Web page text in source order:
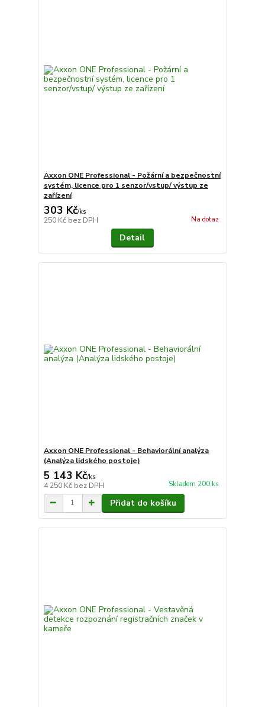
Axxon ONE Professional - Požární a bezpečnostní
systém, licence pro 1 senzor/vstup/ výstup ze
zařízení
303 Kč/ks
250 Kč bez DPH Na dotaz
Detail
Axxon ONE Professional - Behaviorální analýza
(Analýza lidského postoje)
5 143 Kč/ks
4 250 Kč bez DPH Skladem 200 ks
Přidat do košíku